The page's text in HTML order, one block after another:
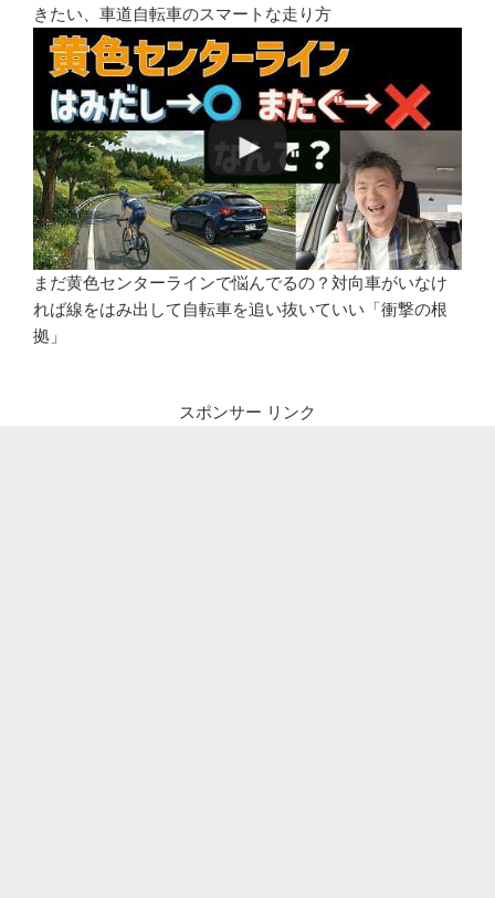
きたい、車道自転車のスマートな走り方
まだ黄色センターラインで悩んでるの？対向車がいなけ
れば線をはみ出して自転車を追い抜いていい「衝撃の根
拠」
スポンサー リンク